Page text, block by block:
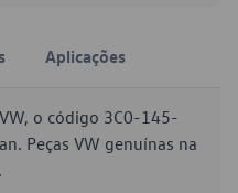
Aplicações
o código 3C0-145-
Peças VW genuínas na